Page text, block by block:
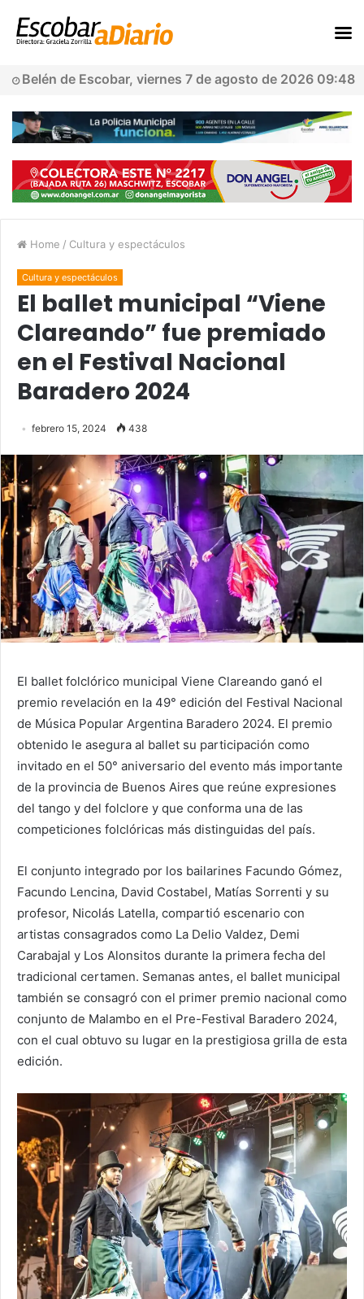
Belén de Escobar, viernes 7 de agosto de 2026 09:48
Home / Cultura y espectáculos
Cultura y espectáculos
El ballet municipal “Viene
Clareando” fue premiado
en el Festival Nacional
Baradero 2024
febrero 15, 2024 438
El ballet folclórico municipal Viene Clareando ganó el
premio revelación en la 49° edición del Festival Nacional
de Música Popular Argentina Baradero 2024. El premio
obtenido le asegura al ballet su participación como
invitado en el 50° aniversario del evento más importante
de la provincia de Buenos Aires que reúne expresiones
del tango y del folclore y que conforma una de las
competiciones folclóricas más distinguidas del país.
El conjunto integrado por los bailarines Facundo Gómez,
Facundo Lencina, David Costabel, Matías Sorrenti y su
profesor, Nicolás Latella, compartió escenario con
artistas consagrados como La Delio Valdez, Demi
Carabajal y Los Alonsitos durante la primera fecha del
tradicional certamen. Semanas antes, el ballet municipal
también se consagró con el primer premio nacional como
conjunto de Malambo en el Pre-Festival Baradero 2024,
con el cual obtuvo su lugar en la prestigiosa grilla de esta
edición.